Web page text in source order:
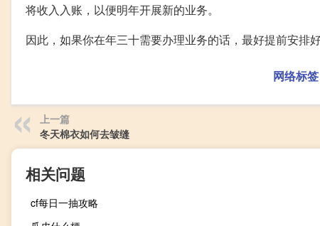
将收入入账，以便明年开展新的业务。
因此，如果你在年三十需要办理业务的话，最好提前安排
网络标签
上一篇
冬天棉衣如何去皱缝
相关问题
cf每日一抽攻略